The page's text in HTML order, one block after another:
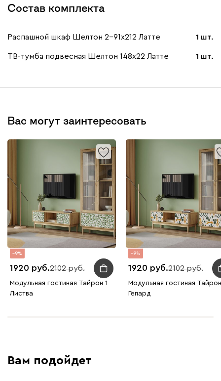
Состав комплекта
Распашной шкаф Шелтон 2-91x212 Латте 1 шт.
ТВ-тумба подвесная Шелтон 148x22 Латте 1 шт.
Вас могут заинтересовать
9
1920 2102
Модульная гостиная Тайрон 1
Листва
9
1920 2102
Модульная гостиная
Гепард
Вам подойдет